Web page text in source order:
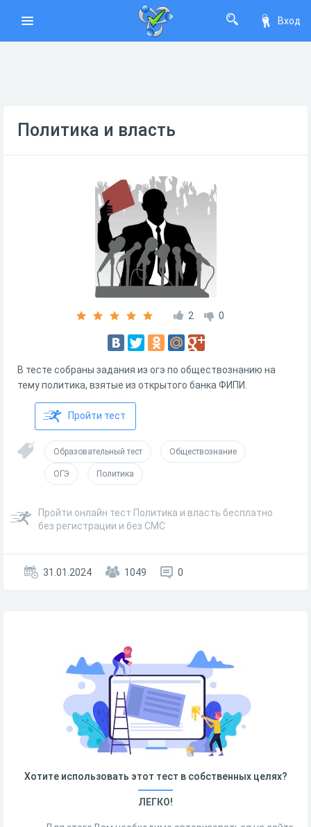
Вход
Политика и власть
2 0
В тесте собраны задания из огэ по обществознанию на
тему политика, взятые из открытого банка ФИПИ.
Пройти тест
Образовательный тест Обществознание
ОГЭ Политика
Пройти онлайн тест Политика и власть бесплатно
без регистрации и без СМС
31.01.2024 1049 0
Хотите использовать этот тест в собственных целях?
ЛЕГКО!